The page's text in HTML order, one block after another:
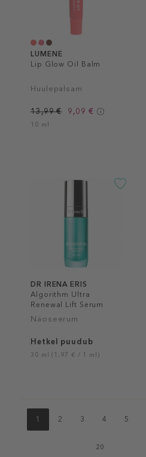
LUMENE
Lip Glow Oil Balm
Huulepalsam
13,99 € 9,09 €
10 ml
DR IRENA ERIS
Algorithm Ultra
Renewal Lift Serum
Näoseerum
Hetkel puudub
30 ml (1,97 € / 1 ml)
1 2 3 4 5
size
20